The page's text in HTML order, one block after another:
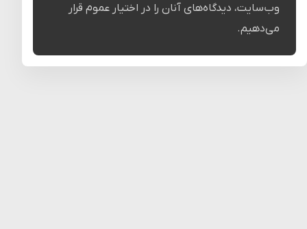
وب‌سایت، دیدگاه‌های آنان را در اختیار عموم قرار
می‌دهیم.